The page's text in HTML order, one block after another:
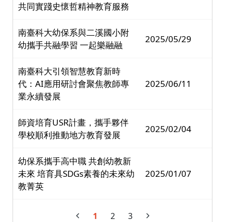
共同實踐史懷哲精神教育服務
南臺科大幼保系與二溪國小附
幼攜手共融學習 一起樂融融
2025/05/29
南臺科大引領智慧教育新時
代：AI應用研討會聚焦教師專
業永續發展
2025/06/11
師資培育USR計畫，攜手夥伴
學校順利推動地方教育發展
2025/02/04
幼保系攜手高中職 共創幼教新
未來 培育具SDGs素養的未來幼
教菁英
2025/01/07
1 2 3